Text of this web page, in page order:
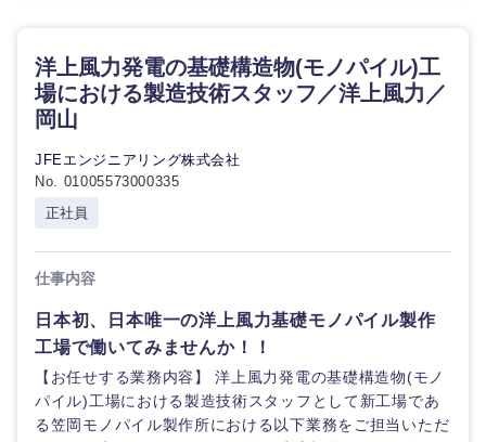
洋上風力発電の基礎構造物(モノパイル)工
場における製造技術スタッフ／洋上風力／
岡山
JFEエンジニアリング株式会社
No. 01005573000335
正社員
仕事内容
日本初、日本唯一の洋上風力基礎モノパイル製作
工場で働いてみませんか！！
【お任せする業務内容】 洋上風力発電の基礎構造物(モノ
パイル)工場における製造技術スタッフとして新工場であ
る笠岡モノパイル製作所における以下業務をご担当いただ